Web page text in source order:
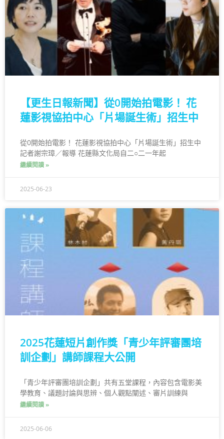
【更生日報新聞】從0開始拍電影！ 花
蓮影視協拍中心「片場誕生術」招生中
從0開始拍電影！ 花蓮影視協拍中心「片場誕生術」招生中
記者謝宗璋／報導 花蓮縣文化局自二○二一年起
繼續閱讀 »
2025-06-23
2025花蓮短片創作獎「青少年評審團培
訓企劃」講師課程大公開
「青少年評審團培訓企劃」共有五堂課程，內容包含電影美
學教育、議題討論與思辨、個人觀點闡述、審片訓練與
繼續閱讀 »
2025-06-06